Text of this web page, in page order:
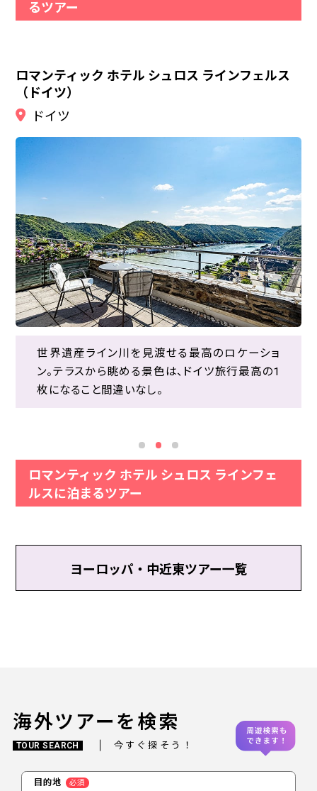
るツアー
ロマンティック ホテル シュロス ラインフェルス
（ドイツ）
ドイツ
世界遺産ライン川を見渡せる最高のロケーショ
ン。テラスから眺める景色は、ドイツ旅行最高の1
枚になること間違いなし。
フランクフルトから鉄道で約1時間半のところにあ
るドイツの都市。ライン川のほとりに佇む古城ホテ
13世紀に建てられた要塞で16世紀にフランス軍
の攻撃を受け、破壊を免れた部分がホテルに。そ
んな背景とは打って変わって、明るくかわいらしい
内装でまとまってます。
世界遺産ライン川を見渡せる最高のロケーショ
ン。テラスから眺める景色は、ドイツ旅行最高の1
枚になること間違いなし。
ロマンティック ホテル シュロス ラインフェ
ルスに泊まるツアー
ヨーロッパ・中近東ツアー一覧
海外ツアーを検索
TOUR SEARCH 今すぐ探そう！
目的地 必須